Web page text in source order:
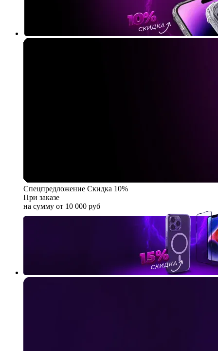
Спецпредложение Скидка 10%
При заказе
на сумму от 10 000 руб